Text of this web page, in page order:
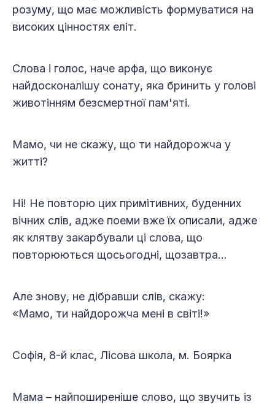
розуму, що має можливість формуватися на
високих цінностях еліт.
Слова і голос, наче арфа, що виконує
найдосконалішу сонату, яка бринить у голові
животінням безсмертної пам'яті.
Мамо, чи не скажу, що ти найдорожча у
житті?
Ні! Не повторю цих примітивних, буденних
вічних слів, адже поеми вже їх описали, адже
як клятву закарбували ці слова, що
повторюються щосьогодні, щозавтра...
Але знову, не дібравши слів, скажу:
«Мамо, ти найдорожча мені в світі!»
Софія, 8-й клас, Лісова школа, м. Боярка
Мама – найпоширеніше слово, що звучить із